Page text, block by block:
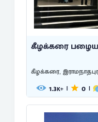
கீழக்கரை பழைய
கீழக்கரை,
1.3K+ | 0 |